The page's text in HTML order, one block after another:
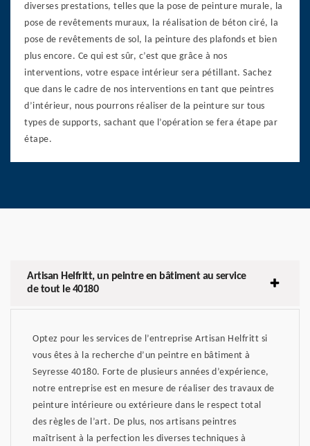
diverses prestations, telles que la pose de peinture murale, la
pose de revêtements muraux, la réalisation de béton ciré, la
pose de revêtements de sol, la peinture des plafonds et bien
plus encore. Ce qui est sûr, c’est que grâce à nos
interventions, votre espace intérieur sera pétillant. Sachez
que dans le cadre de nos interventions en tant que peintres
d’intérieur, nous pourrons réaliser de la peinture sur tous
types de supports, sachant que l’opération se fera étape par
étape.
Artisan Helfritt, un peintre en bâtiment au service
de tout le 40180
Optez pour les services de l’entreprise Artisan Helfritt si
vous êtes à la recherche d’un peintre en bâtiment à
Seyresse 40180. Forte de plusieurs années d’expérience,
notre entreprise est en mesure de réaliser des travaux de
peinture intérieure ou extérieure dans le respect total
des règles de l’art. De plus, nos artisans peintres
maîtrisent à la perfection les diverses techniques à